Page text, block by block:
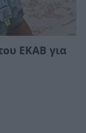
ΕΚΑΒ για